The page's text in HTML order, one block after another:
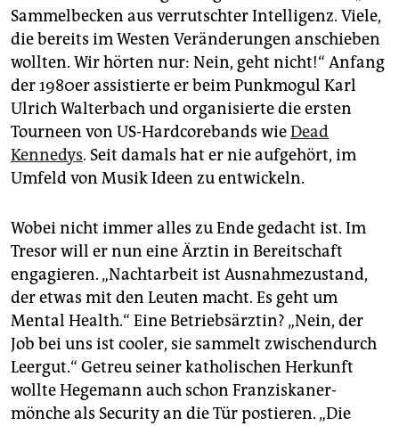
Sammelbecken aus verrutschter Intelligenz. Viele,
die bereits im Westen Veränderungen anschieben
wollten. Wir hörten nur: Nein, geht nicht!“ Anfang
der 1980er assistierte er beim Punkmogul Karl
Ulrich Walterbach und organisierte die ersten
Tourneen von US-Hardcorebands wieDead
Kennedys. Seit damals hat er nie aufgehört, im
Umfeld von Musik Ideen zu entwickeln.
Wobei nicht immer alles zu Ende gedacht ist. Im
Tresor will er nun eine Ärztin in Bereitschaft
engagieren. „Nachtarbeit ist Ausnahmezustand,
der etwas mit den Leuten macht. Es geht um
Mental Health.“ Eine Betriebsärztin? „Nein, der
Job bei uns ist cooler, sie sammelt zwischendurch
Leergut.“ Getreu seiner katholischen Herkunft
wollte Hegemann auch schon Franziskaner­
mönche als Security an die Tür postieren. „Die